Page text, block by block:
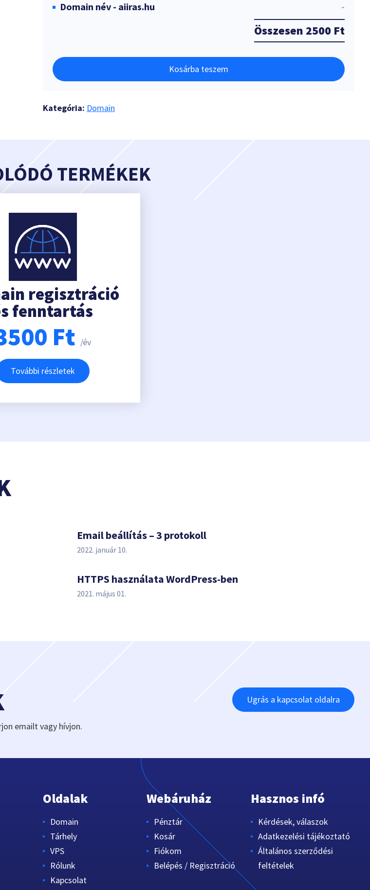
Domain név - aiiras.hu
-
Összesen 2500 Ft
Kosárba teszem
Kategória: Domain
TERMÉKEK
regisztráció
fenntartás
Ft /év
További részletek
Email beállítás – 3 protokoll
2022. január 10.
HTTPS használata WordPress-ben
2021. május 01.
emailt vagy hívjon.
Ugrás a kapcsolat oldalra
Oldalak
Domain
Tárhely
VPS
Rólunk
Kapcsolat
Webáruház
Pénztár
Kosár
Fiókom
Belépés / Regisztráció
Hasznos infó
Kérdések, válaszok
Adatkezelési tájékoztató
Általános szerződési
feltételek